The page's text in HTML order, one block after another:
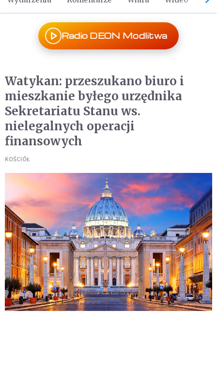
Radio DEON Modlitwa
Watykan: przeszukano biuro i
mieszkanie byłego urzędnika
Sekretariatu Stanu ws.
nielegalnych operacji
finansowych
KOŚCIÓŁ